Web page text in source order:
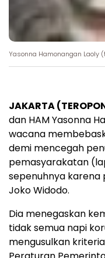
Yasonna Hamonangan Laoly
JAKARTA
dan HAM Yasonna
wacana
demi mencegah
pemasyarakatan
sepenuhnya karena
Joko Widodo.
Dia menegaskan
tidak semua napi
mengusulkan